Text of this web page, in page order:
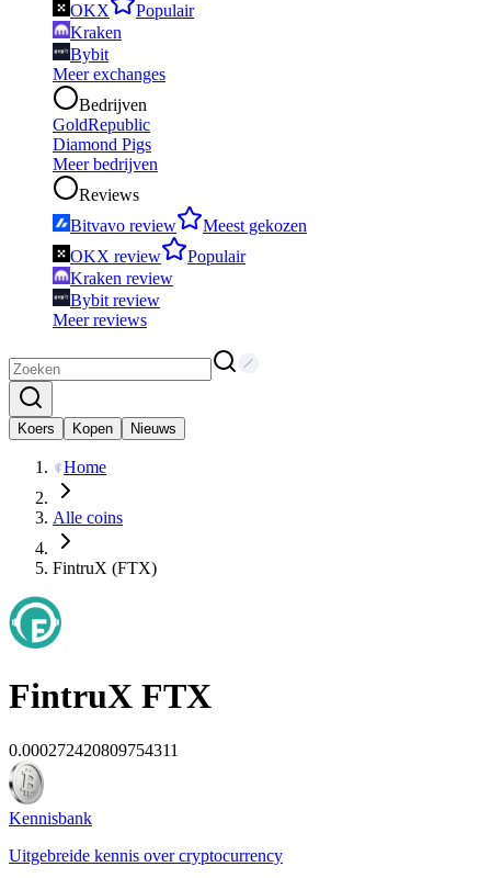
OKX
Populair
Kraken
Bybit
Meer exchanges
Bedrijven
GoldRepublic
Diamond Pigs
Meer bedrijven
Reviews
Bitvavo review
Meest gekozen
OKX review
Populair
Kraken review
Bybit review
Meer reviews
Koers Kopen Nieuws
Home
Alle coins
FintruX (FTX)
FintruX FTX
0.000272420809754311
Kennisbank
Uitgebreide kennis over cryptocurrency